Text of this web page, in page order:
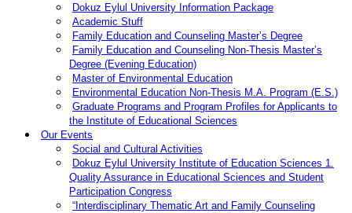
Dokuz Eylul University Information Package
Academic Stuff
Family Education and Counseling Master’s Degree
Family Education and Counseling Non-Thesis Master’s
Degree (Evening Education)
Master of Environmental Education
Environmental Education Non-Thesis M.A. Program (E.S.)
Graduate Programs and Program Profiles for Applicants to
the Institute of Educational Sciences
Our Events
Social and Cultural Activities
Dokuz Eylul University Institute of Education Sciences 1.
Quality Assurance in Educational Sciences and Student
Participation Congress
“Interdisciplinary Thematic Art and Family Counseling